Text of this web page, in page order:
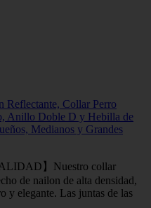
Collar Perro
Anillo Doble D y Hebilla de
Medianos y Grandes
】Nuestro collar
de nailon de alta densidad,
y elegante. Las juntas de las